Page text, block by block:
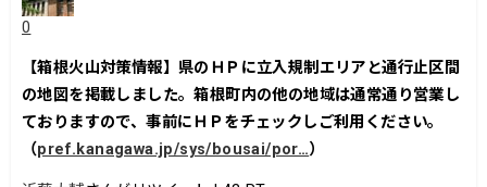
0
【箱根火山対策情報】県のＨＰに立入規制エリアと通行止区間
の地図を掲載しました。箱根町内の他の地域は通常通り営業し
ておりますので、事前にＨＰをチェックしご利用ください。
（pref.kanagawa.jp/sys/bousai/por…）